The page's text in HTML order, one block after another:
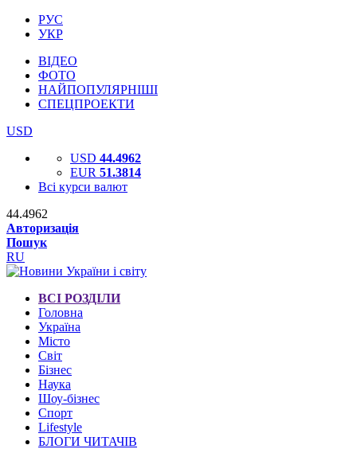
РУС
УКР
ВІДЕО
ФОТО
НАЙПОПУЛЯРНІШІ
СПЕЦПРОЕКТИ
USD
USD 44.4962
EUR 51.3814
Всі курси валют
44.4962
Авторизація
Пошук
RU
ВСІ РОЗДІЛИ
Головна
Україна
Місто
Світ
Бізнес
Наука
Шоу-бізнес
Спорт
Lifestyle
БЛОГИ ЧИТАЧІВ